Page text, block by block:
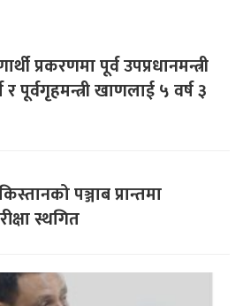
प्रकरणमा पूर्व उपप्रधानमन्त्री
पूर्वगृहमन्त्री खाणलाई ५ वर्ष ३
पञ्जाब प्रान्तमा
स्थगित